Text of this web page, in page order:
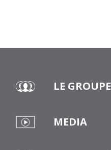
LE GROUPE
MEDIA